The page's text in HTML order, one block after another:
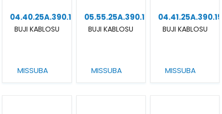
04.40.25A.390.15
BUJI KABLOSU
MISSUBA
05.55.25A.390.14
BUJI KABLOSU
MISSUBA
BUJI KABLOSU
MISSUBA